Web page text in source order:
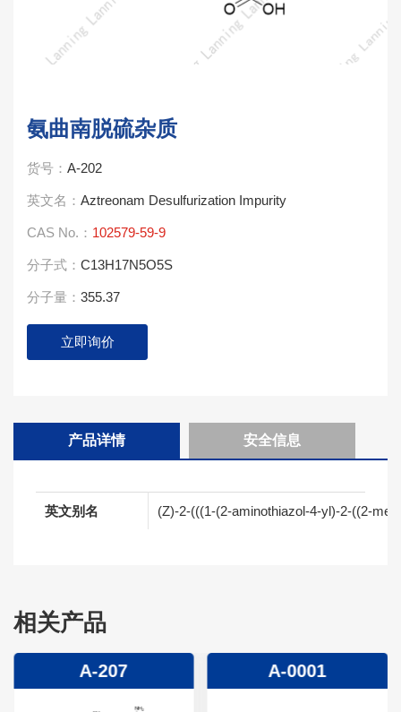
氨曲南脱硫杂质
货号： A-202
英文名： Aztreonam Desulfurization Impurity
CAS No.： 102579-59-9
分子式： C13H17N5O5S
分子量： 355.37
立即询价
产品详情 安全信息
英文别名 (Z)-2-(((1-(2-aminothiazol-4-yl)-2-((2-
相关产品
A-207 A-0001